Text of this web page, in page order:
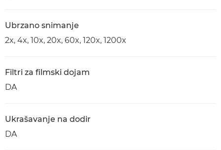
Ubrzano snimanje
2x, 4x, 10x, 20x, 60x, 120x, 1200x
Filtri za filmski dojam
DA
Ukrašavanje na dodir
DA